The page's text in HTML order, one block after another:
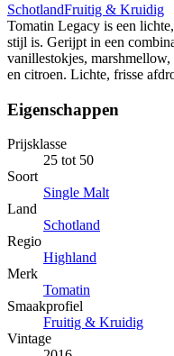
SchotlandFruitig & Kruidig
Tomatin Legacy is een
stijl is. Gerijpt in een
vanillestokjes, marshmellow,
en citroen. Lichte, frisse
Eigenschappen
Prijsklasse
25 tot 50
Soort
Single Malt
Land
Schotland
Regio
Highland
Merk
Tomatin
Smaakprofiel
Fruitig & Kruidig
Vintage